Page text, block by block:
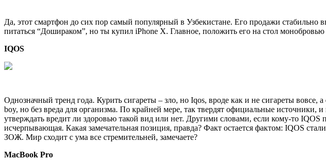
Да, этот смартфон до сих пор самый популярный в Узбекистане. Его продажи
питаться “Дошираком”, но ты купил iPhone X. Главное, положить его на стол
IQOS
Однозначный тренд года. Курить сигареты – зло, но Iqos, вроде как и не сигареты
boy, но без вреда для организма. По крайней мере, так твердят официальные
утверждать вредит ли здоровью такой вид или нет. Другими словами, если кому-то
исчерпывающая. Какая замечательная позиция, правда? Факт остается фактом: IQOS
ЗОЖ. Мир сходит с ума все стремительней, замечаете?
MacBook Pro